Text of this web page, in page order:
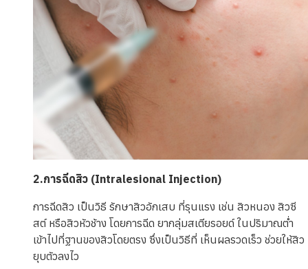
2.การฉีดสิว (Intralesional Injection)
การฉีดสิว เป็นวิธี รักษาสิวอักเสบ ที่รุนแรง เช่น สิวหนอง สิวซี
สต์ หรือสิวหัวช้าง โดยการฉีด ยากลุ่มสเตียรอยด์ ในปริมาณต่ำ
เข้าไปที่ฐานของสิวโดยตรง ซึ่งเป็นวิธีที่ เห็นผลรวดเร็ว ช่วยให้สิว
ยุบตัวลงไว